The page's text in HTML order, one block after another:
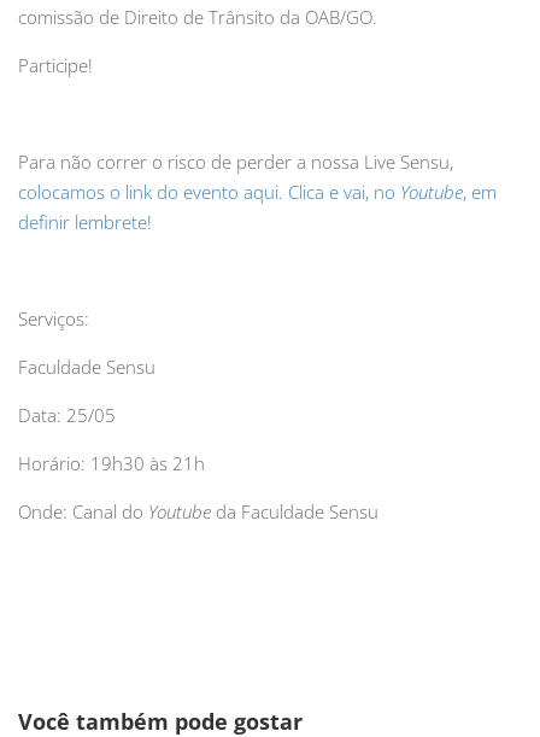
comissão de Direito de Trânsito da OAB/GO.
Participe!
Para não correr o risco de perder a nossa Live Sensu,
colocamos o link do evento aqui. Clica e vai, no Youtube, em
definir lembrete!
Serviços:
Faculdade Sensu
Data: 25/05
Horário: 19h30 às 21h
Onde: Canal do Youtube da Faculdade Sensu
Você também pode gostar